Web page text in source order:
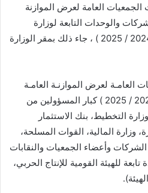
الجمعيات العامة لعرض الموازنة
والوحدات التابعة لوزارة
الإنتاج الحربي للعام المالي ( 2024 / 2025 ) ، جاء ذلك بمقر الوزارة
العامـة لعرض الموازنـة العامـة
التخطيطيـة للعـام المالـى ( 2024 / 2025 ) كبار المسؤولين من
التخطيط، بنك الاستثمار
وزارة المالية، القوات المسلحة،
وأعضاء الجمعيات والنقابات
شركة ووحدة تابعة للهيئة القومية للإنتاج الحربي،